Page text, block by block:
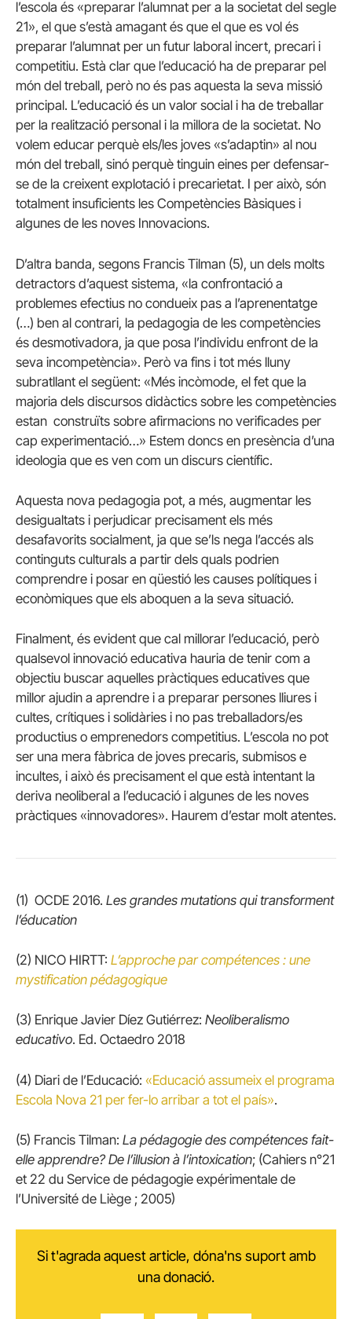
l’escola és «preparar l’alumnat per a la societat del segle
21», el que s’està amagant és que el que es vol és
preparar l’alumnat per un futur laboral incert, precari i
competitiu. Està clar que l’educació ha de preparar pel
món del treball, però no és pas aquesta la seva missió
principal. L’educació és un valor social i ha de treballar
per la realització personal i la millora de la societat. No
volem educar perquè els/les joves «s’adaptin» al nou
món del treball, sinó perquè tinguin eines per defensar-
se de la creixent explotació i precarietat. I per això, són
totalment insuficients les Competències Bàsiques i
algunes de les noves Innovacions.
D’altra banda, segons Francis Tilman (5), un dels molts
detractors d’aquest sistema, «la confrontació a
problemes efectius no condueix pas a l’aprenentatge
(…) ben al contrari, la pedagogia de les competències
és desmotivadora, ja que posa l’individu enfront de la
seva incompetència». Però va fins i tot més lluny
subratllant el següent: «Més incòmode, el fet que la
majoria dels discursos didàctics sobre les competències
estan construïts sobre afirmacions no verificades per
cap experimentació…» Estem doncs en presència d’una
ideologia que es ven com un discurs científic.
Aquesta nova pedagogia pot, a més, augmentar les
desigualtats i perjudicar precisament els més
desafavorits socialment, ja que se’ls nega l’accés als
continguts culturals a partir dels quals podrien
comprendre i posar en qüestió les causes polítiques i
econòmiques que els aboquen a la seva situació.
Finalment, és evident que cal millorar l’educació, però
qualsevol innovació educativa hauria de tenir com a
objectiu buscar aquelles pràctiques educatives que
millor ajudin a aprendre i a preparar persones lliures i
cultes, crítiques i solidàries i no pas treballadors/es
productius o emprenedors competitius. L’escola no pot
ser una mera fàbrica de joves precaris, submisos e
incultes, i això és precisament el que està intentant la
deriva neoliberal a l’educació i algunes de les noves
pràctiques «innovadores». Haurem d’estar molt atentes.
(1) OCDE 2016. Les grandes mutations qui transforment
l’éducation
(2) NICO HIRTT: L’approche par compétences : une
mystification pédagogique
(3) Enrique Javier Díez Gutiérrez: Neoliberalismo
educativo. Ed. Octaedro 2018
(4) Diari de l’Educació: «Educació assumeix el programa
Escola Nova 21 per fer-lo arribar a tot el país».
(5) Francis Tilman: La pédagogie des compétences fait-
elle apprendre? De l’illusion à l’intoxication; (Cahiers n°21
et 22 du Service de pédagogie expérimentale de
l’Université de Liège ; 2005)
Si t'agrada aquest article, dóna'ns suport amb
una donació.